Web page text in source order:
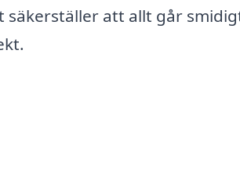
säkerställer att allt går